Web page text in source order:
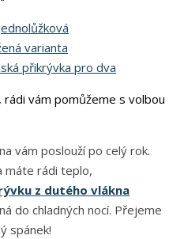
varianta
přikrývka pro dva
vám pomůžeme s volbou
vám poslouží po celý rok.
máte rádi teplo,
z dutého vlákna
do chladných nocí. Přejeme
spánek!